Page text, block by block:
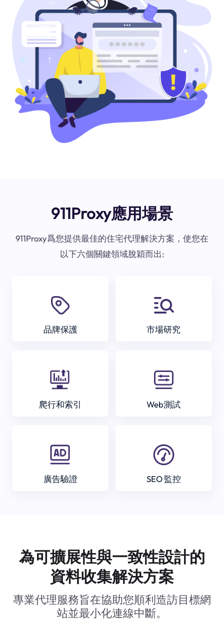
911Proxy應用場景
911Proxy爲您提供最佳的住宅代理解決方案，使您在
以下六個關鍵領域脫穎而出:
品牌保護 市場研究
爬行和索引 Web測試
廣告驗證 SEO 監控
為可擴展性與一致性設計的
資料收集解決方案
專業代理服務旨在協助您順利造訪目標網
站並最小化連線中斷。